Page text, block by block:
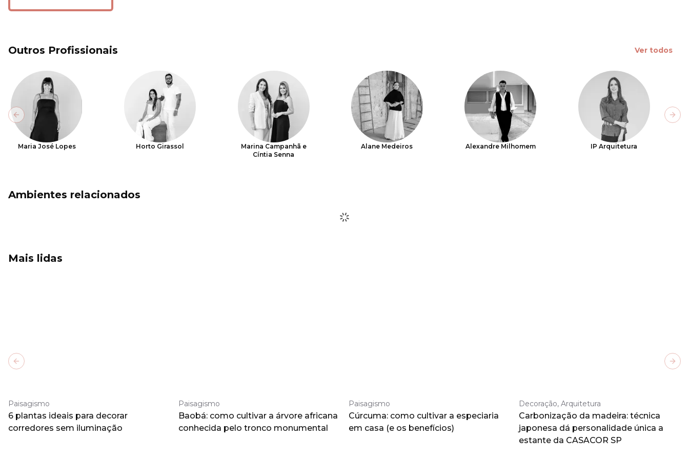
Outros Profissionais Ver todos
Maria José Lopes Horto Girassol
Marina Campanhã e
Cíntia Senna
Alane Medeiros Alexandre Milhomem IP Arquitetura
Previous slide
Ambientes relacionados
Mais lidas
Paisagismo
6 plantas ideais para decorar
corredores sem iluminação
Paisagismo
Baobá: como cultivar a árvore africana
conhecida pelo tronco monumental
Paisagismo
Cúrcuma: como cultivar a especiaria
em casa (e os benefícios)
Decoração, Arquitetura
Carbonização da madeira: técnica
japonesa dá personalidade única a
estante da CASACOR SP
Previous slide